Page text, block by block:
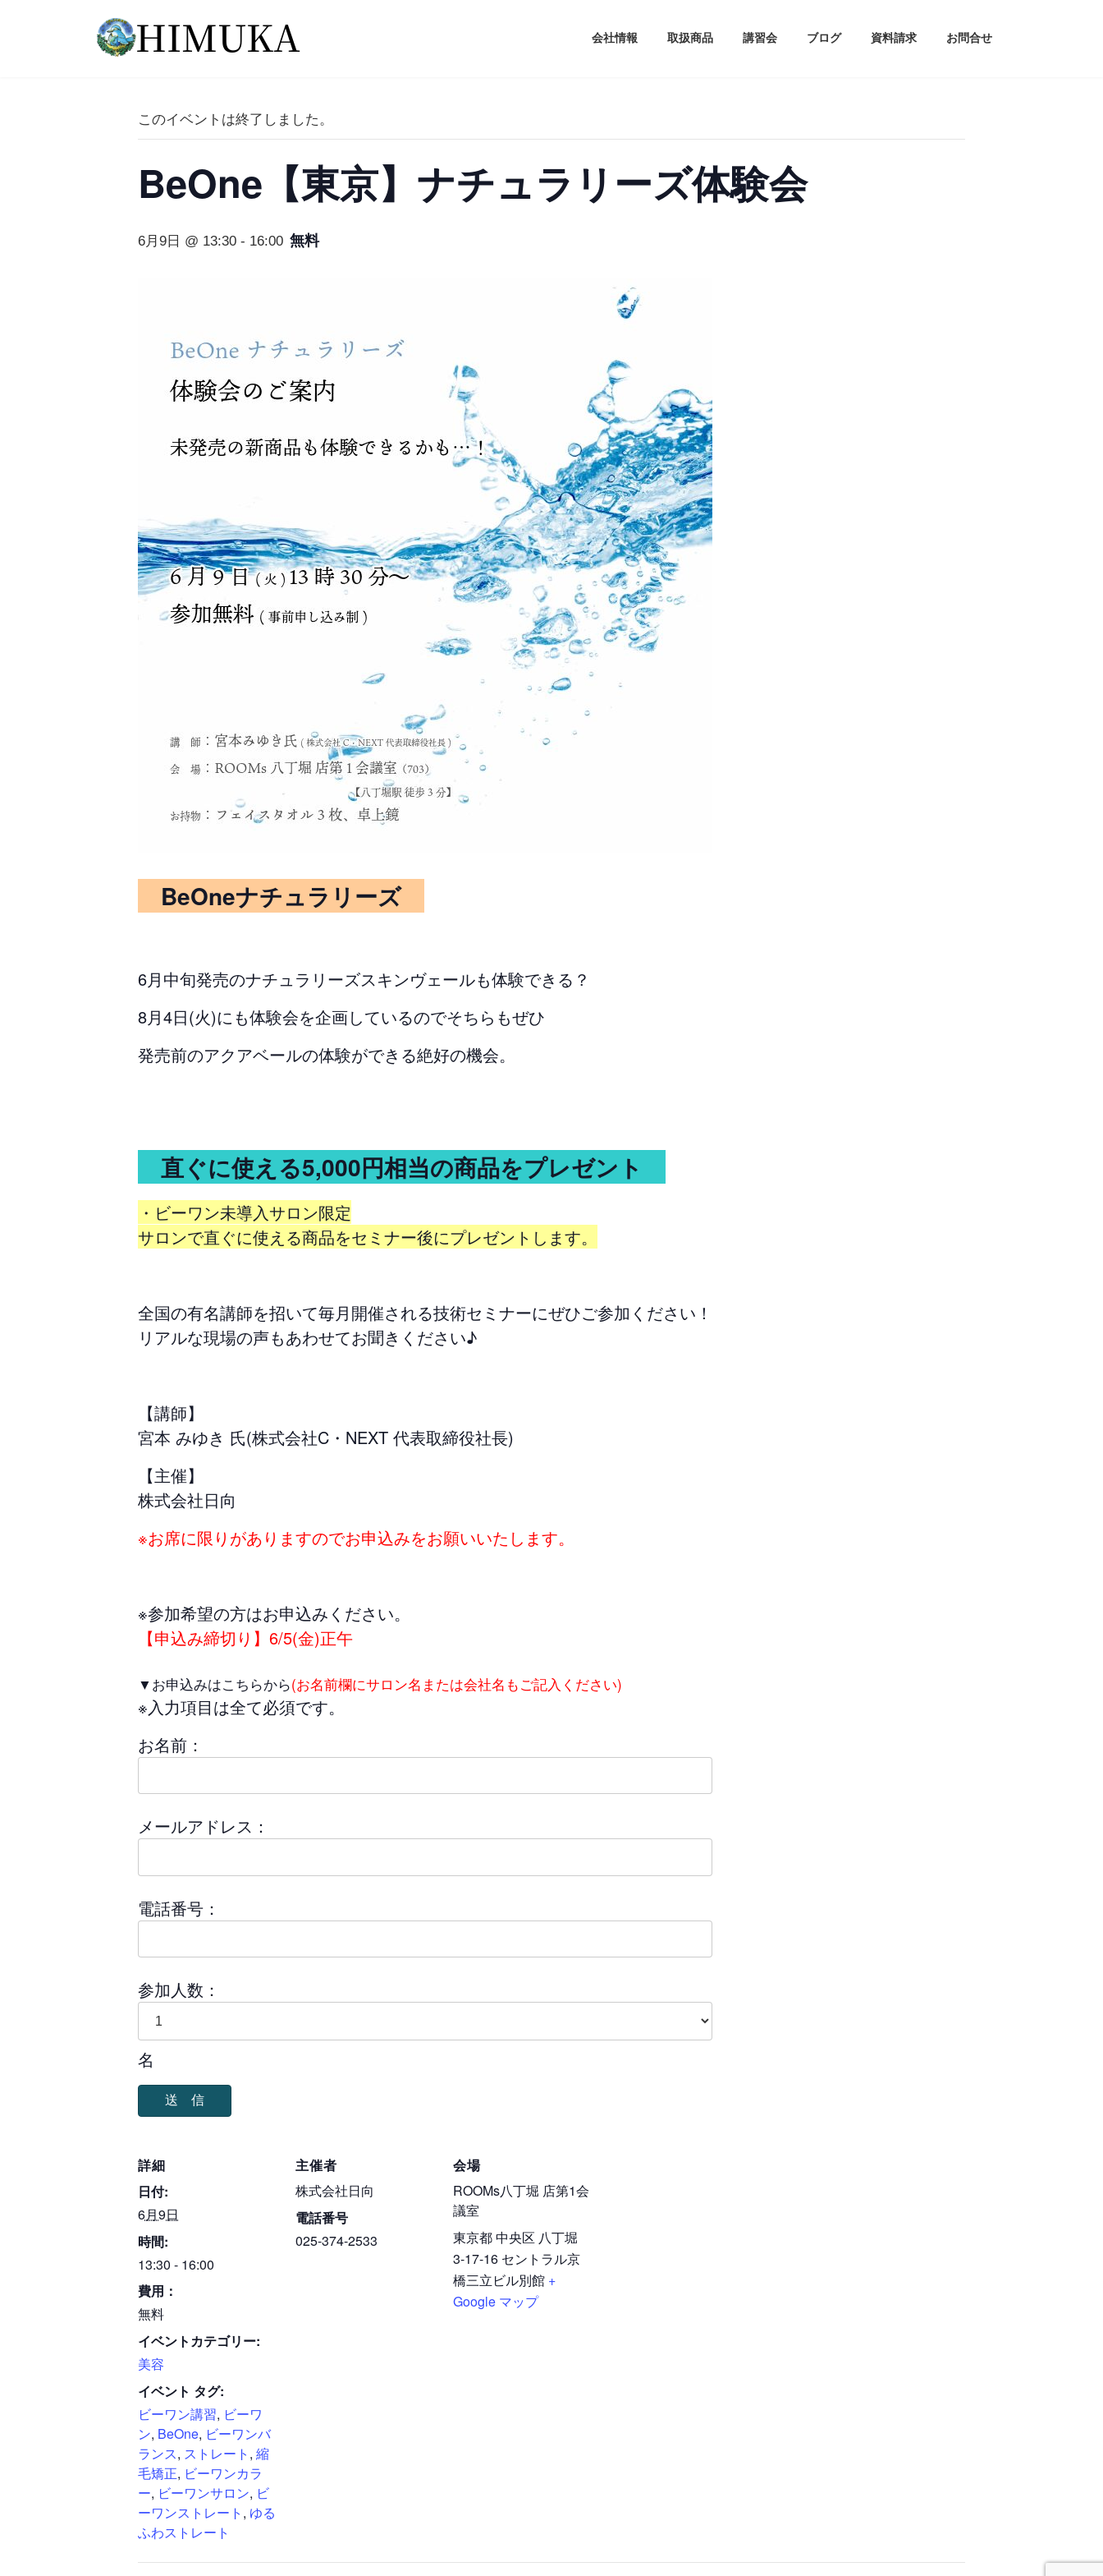
会社情報 取扱商品 講習会 ブログ 資料請求 お問合せ
このイベントは終了しました。
BeOne【東京】ナチュラリーズ体験会
6月9日 @ 13:30 - 16:00 無料
BeOneナチュラリーズ
6月中旬発売のナチュラリーズスキンヴェールも体験できる？
8月4日(火)にも体験会を企画しているのでそちらもぜひ
発売前のアクアベールの体験ができる絶好の機会。
直ぐに使える5,000円相当の商品をプレゼント
・ビーワン未導入サロン限定
サロンで直ぐに使える商品をセミナー後にプレゼントします。
全国の有名講師を招いて毎月開催される技術セミナーにぜひご参加ください！
リアルな現場の声もあわせてお聞きください♪
【講師】
宮本 みゆき 氏(株式会社C・NEXT 代表取締役社長)
【主催】
株式会社日向
※お席に限りがありますのでお申込みをお願いいたします。
※参加希望の方はお申込みください。
【申込み締切り】6/5(金)正午
▼お申込みはこちらから(お名前欄にサロン名または会社名もご記入ください)
※入力項目は全て必須です。
お名前：
メールアドレス：
電話番号：
参加人数：
名
詳細
日付:
6月9日
時間:
13:30 - 16:00
費用：
無料
イベントカテゴリー:
美容
イベント タグ:
ビーワン講習, ビーワ
ン, BeOne, ビーワンバ
ランス, ストレート , 縮
毛矯正, ビーワンカラ
ー, ビーワンサロン, ビ
ーワンストレート , ゆる
ふわストレート
主催者
株式会社日向
電話番号
025-374-2533
会場
ROOMs八丁堀 店第1会
議室
東京都 中央区 八丁堀
3-17-16 セントラル京
橋三立ビル別館 +
Google マップ